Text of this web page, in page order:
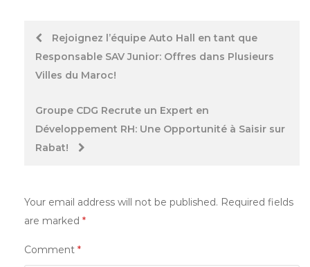
Post
navigation
Rejoignez l’équipe Auto Hall en tant que
Responsable SAV Junior: Offres dans Plusieurs
Villes du Maroc!
Groupe CDG Recrute un Expert en
Développement RH: Une Opportunité à Saisir sur
Rabat!
Your email address will not be published. Required fields
are marked *
Comment *